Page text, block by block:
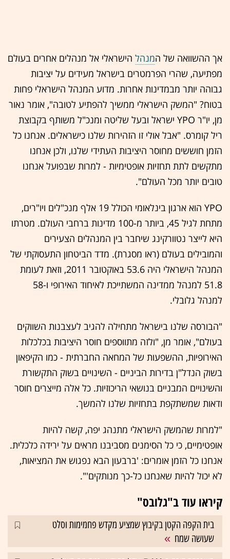
אך ההשוואה של המנהל הישראלי אל מנהלים אחרים בעולם
מפתיעה, שהרי הפרמטרים בישראל מעידים על יציבות
גבוהה יותר מבמדינות אחרות. מדוע המנהל הישראלי פחות
בטוח? "המשק הישראלי ממשיך להפתיע לטובה", אומר נאור
מן, יו"ר YPO ישראל ובעל שליטה ומנכ"ל משותף בקבוצת
ריל קומרס. "אבל אולי זו הזהירות שלנו כישראלים. אנחנו כל
הזמן חוששים מחוסר היציבות העתידי שלנו, ולכן אנחנו
מתקשים לתת תחזיות אופטימיות - למרות שבפועל אנחנו
טובים יותר מכל העולם".
YPO הוא ארגון בינלאומי הכולל 19 אלף מנכ"לים ויו"רים,
מתחת לגיל 45, ביותר מ-100 מדינות ברחבי העולם. מטרתו
היא לייצר נטוורקינג שיחבר בין המנהלים הצעירים
והמובילים בעולם (ראו מסגרת). מדד הביטחון התעסוקתי של
המנהל הישראלי היה 53.6 באוקטובר 2011, וזאת לעומת
51.8 למנהל ממדינה המשתייכת לאיחוד האירופי ו-58
למנהל גלובלי.
"הבורסה שלנו בישראל מתחילה להגיב לעצבנות השווקים
בעולם", אומר מן, "ולזה מתווספים חוסר היציבות בכלכלות
האירופיות, ההשפעות של המחאה החברתית - כמו הקיפאון
בשוק הנדל"ן בדירות הביניים - השינויים בשוק התקשורת
והשינויים המבניים בנושאי הריכוזיות. כל אלה מייצרים חוסר
ודאות שמשתקפת בתחזיות שלנו להמשך.
"למרות שהמשק הישראלי מתנהג יפה, קשה להיות
אופטימיים, כי כל הסימנים מסביבנו מראים על ירידה כלכלית.
אנחנו כל הזמן אומרים: 'ברבעון הבא נפגוש את המציאות,
לא יכול להיות שאנחנו כל-כך מנותקים'".
קיראו עוד ב"גלובס"
בית הקפה הקטן בקיבוץ שמציע מקדש פחמימות וסלט
שעושה שמח